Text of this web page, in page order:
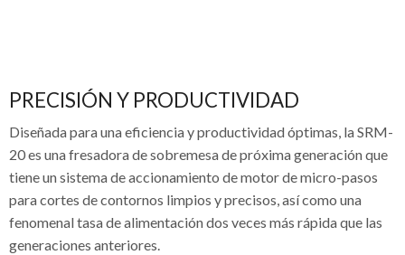
PRECISIÓN Y PRODUCTIVIDAD
Diseñada para una eficiencia y productividad óptimas, la SRM-
20 es una fresadora de sobremesa de próxima generación que
tiene un sistema de accionamiento de motor de micro-pasos
para cortes de contornos limpios y precisos, así como una
fenomenal tasa de alimentación dos veces más rápida que las
generaciones anteriores.